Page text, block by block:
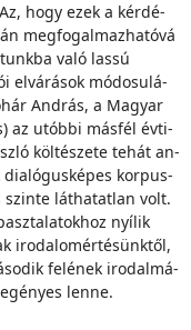
hogy ezek a kér­dé­
meg­fo­gal­maz­ha­tó­vá
va­ló las­sú
el­vá­rá­sok mó­do­su­lá­
And­rás, a Ma­gyar
az utób­bi más­fél év­ti­
köl­té­sze­te te­hát an­
di­a­ló­gus­ké­pes kor­pus­­
szin­te lát­ha­tat­lan volt.
nyí­lik
iro­da­lom­ér­té­sünk­től,
fe­lé­nek iro­dal­má­
len­ne.